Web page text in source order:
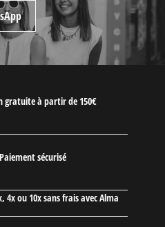
gratuite à partir de 150€
Paiement sécurisé
4x ou 10x sans frais avec Alma